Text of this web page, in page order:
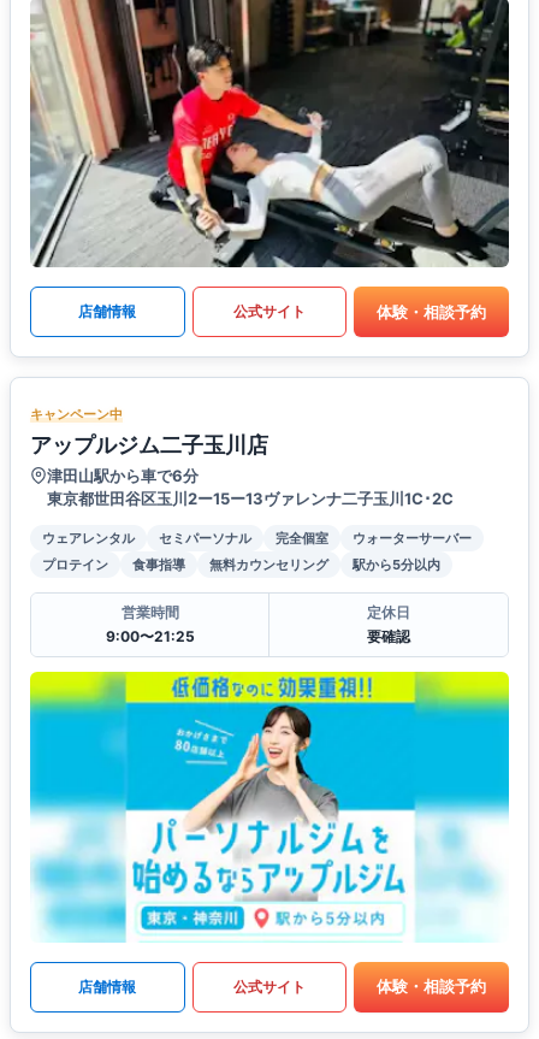
店舗情報 公式サイト 体験・相談予約
キャンペーン中
アップルジム二子玉川店
津田山駅から車で6分
東京都世田谷区玉川2ー15ー13ヴァレンナ二子玉川1C･2C
ウェアレンタル セミパーソナル 完全個室
ウォーターサーバー
プロテイン
食事指導 無料カウンセリング 駅から5分以内
営業時間
9:00〜21:25
定休日
要確認
店舗情報 公式サイト 体験・相談予約